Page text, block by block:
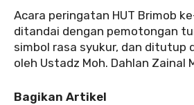
Acara peringatan HUT Brimob
ditandai dengan pemotongan
simbol rasa syukur, dan ditutup
oleh Ustadz Moh. Dahlan Zainal
Bagikan Artikel